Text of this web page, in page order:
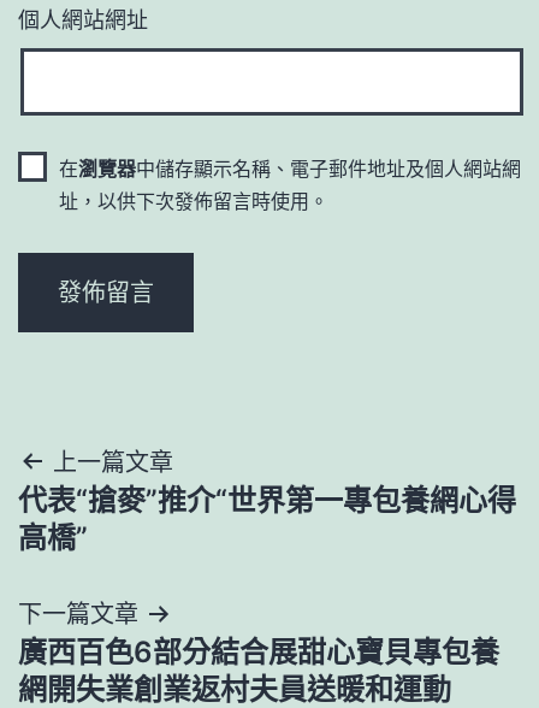
個人網站網址
在瀏覽器中儲存顯示名稱、電子郵件地址及個人網站網
址，以供下次發佈留言時使用。
文
章
覽
上一篇文章
代表“搶麥”推介“世界第一專包養網心得
高橋”
下一篇文章
廣西百色6部分結合展甜心寶貝專包養
網開失業創業返村夫員送暖和運動